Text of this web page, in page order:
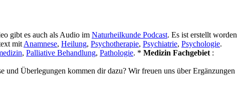
gibt es auch als Audio im Naturheilkunde Podcast. Es ist erstellt worden
mit Anamnese, Heilung, Psychotherapie, Psychiatrie, Psychologie.
, Palliative Behandlung, Pathologie. * Medizin Fachgebiet :
und Überlegungen kommen dir dazu? Wir freuen uns über Ergänzungen